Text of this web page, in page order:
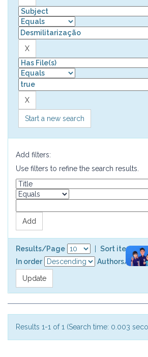
Start a new search
Add filters:
Use filters to refine the search results.
Results/Page
Sort items by
In order
Authors/
Results 1-1 of 1 (Search time: 0.003